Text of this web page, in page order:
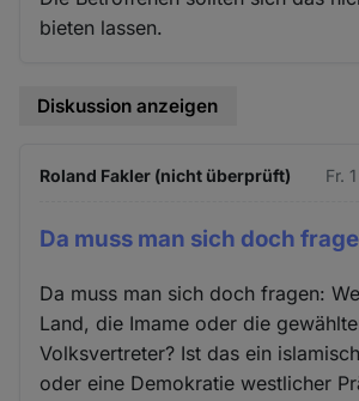
bieten lassen.
Diskussion anzeigen
Roland Fakler (nicht überprüft) Fr.
Da muss man sich doch
Da muss man sich doch fragen:
Land, die Imame oder die
Volksvertreter? Ist das ein
oder eine Demokratie westlicher